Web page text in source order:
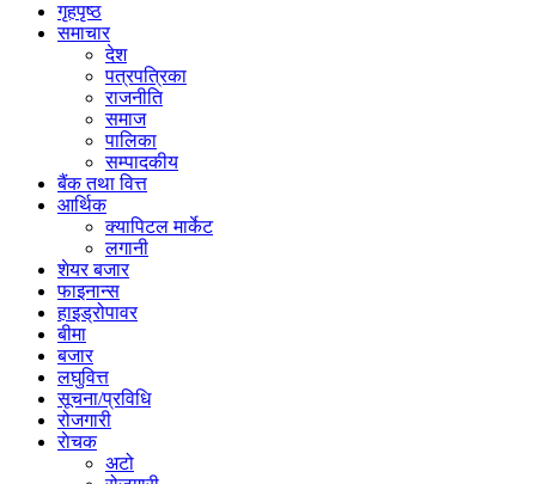
गृहपृष्ठ
समाचार
देश
पत्रपत्रिका
राजनीति
समाज
पालिका
सम्पादकीय
बैंक तथा वित्त
आर्थिक
क्यापिटल मार्केट
लगानी
शेयर बजार
फाइनान्स
हाइड्रोपावर
बीमा
बजार
लघुवित्त
सूचना/प्रविधि
रोजगारी
राेचक
अटो